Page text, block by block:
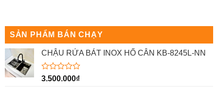
5
sao
5
SẢN PHẨM BÁN CHẠY
CHẬU RỬA BÁT INOX HỐ CÂN KB-8245L-NN
Được
3.500.000₫